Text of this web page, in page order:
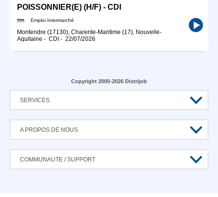
POISSONNIER(E) (H/F) - CDI
Emploi Intermarché
Montendre (17130), Charente-Maritime (17), Nouvelle-
Aquitaine - CDI - 22/07/2026
Copyright 2000-2026 Distrijob
SERVICES
A PROPOS DE NOUS
COMMUNAUTE / SUPPORT